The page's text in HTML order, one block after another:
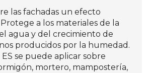
las fachadas un efecto
a los materiales de la
agua y del crecimiento de
producidos por la humedad.
ES se puede aplicar sobre
mortero, mampostería,